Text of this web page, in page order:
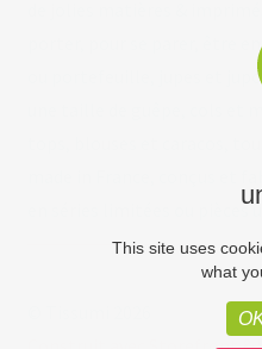
porter, pour se parer, être
ou portefeuille, jupes et
une taille de guêpe, cols et
tops, blouses et caracos,
en séries limitées ou pièces
This site uses
what